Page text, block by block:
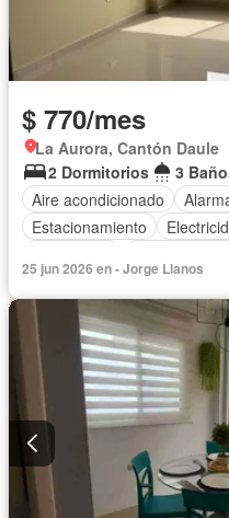
$ 770/mes
La Aurora, Cantón Daule
2 Dormitorios
3
Aire acondicionado
Estacionamiento
Conserje
Acceso para
Parrilla
Garita de
Seguridad
Piscina
25 jun 2026 en - Jorge Llanos